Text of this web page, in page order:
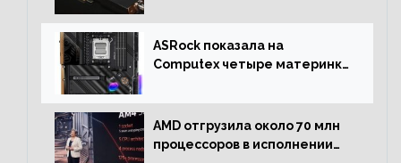
ASRock показала на
Computex четыре материнки
включая модели Taichi
AMD отгрузила около 70 млн
процессоров в исполнении